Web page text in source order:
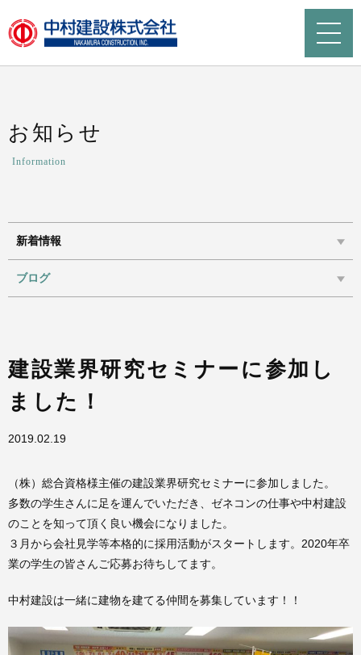
お知らせ
Information
新着情報
ブログ
建設業界研究セミナーに参加し
ました！
2019.02.19
（株）総合資格様主催の建設業界研究セミナーに参加しました。
多数の学生さんに足を運んでいただき、ゼネコンの仕事や中村建設
のことを知って頂く良い機会になりました。
３月から会社見学等本格的に採用活動がスタートします。2020年卒
業の学生の皆さんご応募お待ちしてます。
中村建設は一緒に建物を建てる仲間を募集しています！！